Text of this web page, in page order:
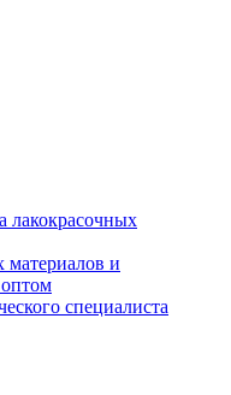
лакокрасочных
материалов и
специалиста